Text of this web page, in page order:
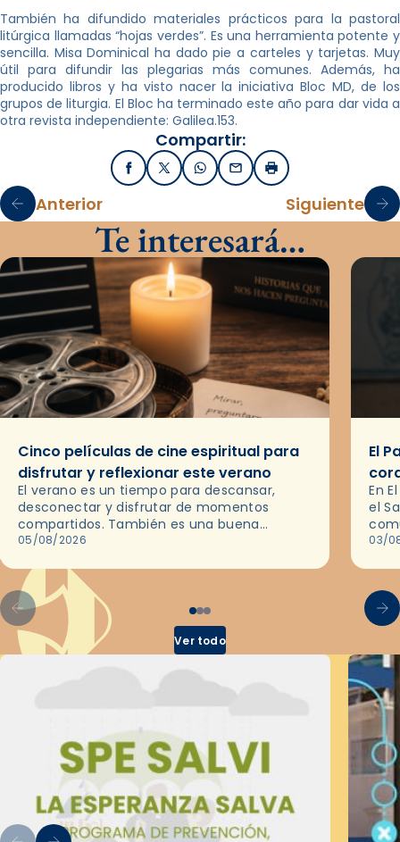
También ha difundido materiales prácticos para la pastoral
litúrgica llamadas “hojas verdes”. Es una herramienta potente y
sencilla. Misa Dominical ha dado pie a carteles y tarjetas. Muy
útil para difundir las plegarias más comunes. Además, ha
producido libros y ha visto nacer la iniciativa Bloc MD, de los
grupos de liturgia. El Bloc ha terminado este año para dar vida a
otra revista independiente: Galilea.153.
Compartir:
FacebookX / TwitterWhatsApp
EmailImprimir
Anterior Siguiente
Te interesará…
Cinco películas de cine espiritual para
disfrutar y reflexionar este verano
El verano es un tiempo para descansar,
desconectar y disfrutar de momentos
compartidos. También es una buena
ocasión para dejarse llevar por una buena
sobre…
05/08/2026
El
En
el
del
03/
Ver todo